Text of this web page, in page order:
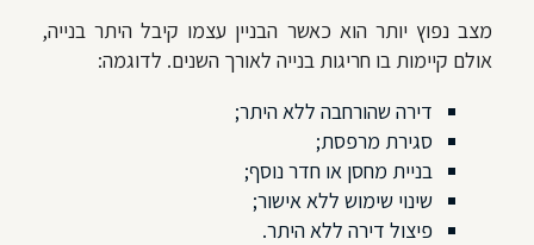
מצב נפוץ יותר הוא כאשר הבניין עצמו קיבל היתר בנייה,
אולם קיימות בו חריגות בנייה לאורך השנים. לדוגמה:
דירה שהורחבה ללא היתר;
סגירת מרפסת;
בניית מחסן או חדר נוסף;
שינוי שימוש ללא אישור;
פיצול דירה ללא היתר.